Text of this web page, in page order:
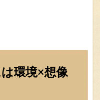
環境×想像